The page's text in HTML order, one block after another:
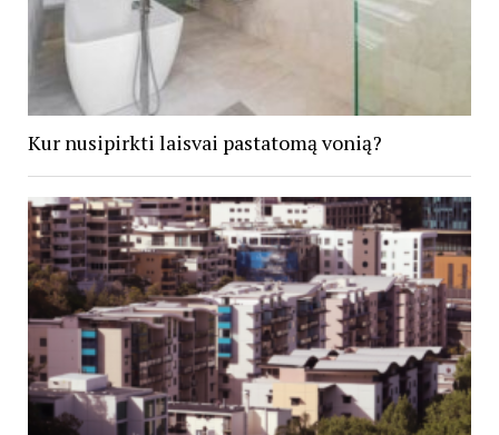
Kur nusipirkti laisvai pastatomą vonią?